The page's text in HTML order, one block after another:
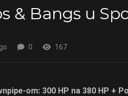
& Bangs u
0 167
om: 300 HP na 380 HP +